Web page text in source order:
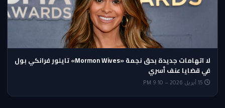
لا اتهامات جديدة بحق نجمة «Mormon Wives» تايلور فرانكي بول
في قضايا عنف أسري